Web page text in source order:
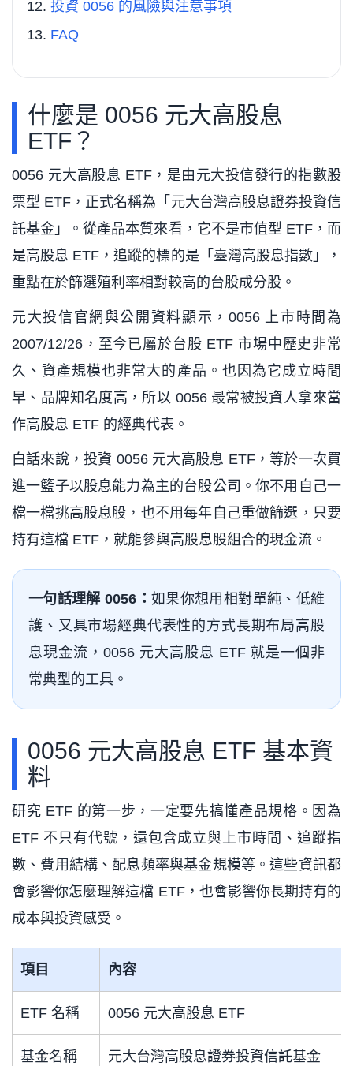
投資 0056 的風險與注意事項
FAQ
什麼是 0056 元大高股息
ETF？
0056 元大高股息 ETF，是由元大投信發行的指數股
票型 ETF，正式名稱為「元大台灣高股息證券投資信
託基金」。從產品本質來看，它不是市值型 ETF，而
是高股息 ETF，追蹤的標的是「臺灣高股息指數」，
重點在於篩選殖利率相對較高的台股成分股。
元大投信官網與公開資料顯示，0056 上市時間為
2007/12/26，至今已屬於台股 ETF 市場中歷史非常
久、資產規模也非常大的產品。也因為它成立時間
早、品牌知名度高，所以 0056 最常被投資人拿來當
作高股息 ETF 的經典代表。
白話來說，投資 0056 元大高股息 ETF，等於一次買
進一籃子以股息能力為主的台股公司。你不用自己一
檔一檔挑高股息股，也不用每年自己重做篩選，只要
持有這檔 ETF，就能參與高股息股組合的現金流。
一句話理解 0056： 如果你想用相對單純、低維
護、又具市場經典代表性的方式長期布局高股
息現金流，0056 元大高股息 ETF 就是一個非
常典型的工具。
0056 元大高股息 ETF 基本資
料
研究 ETF 的第一步，一定要先搞懂產品規格。因為
ETF 不只有代號，還包含成立與上市時間、追蹤指
數、費用結構、配息頻率與基金規模等。這些資訊都
會影響你怎麼理解這檔 ETF，也會影響你長期持有的
成本與投資感受。
項目 內容
ETF 名稱 0056 元大高股息 ETF
基金名稱 元大台灣高股息證券投資信託基金